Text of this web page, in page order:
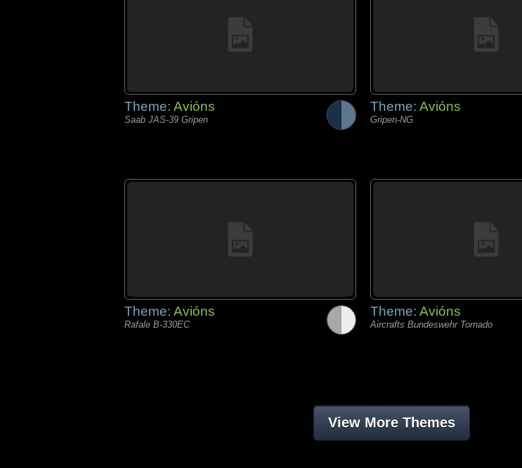
Theme: Avións
Saab JAS-39 Gripen
Theme: Avións
Gripen-NG
Theme: Avións
Rafale B-330EC
Theme: Avións
Aircrafts Bundeswehr Tornado
View More Themes